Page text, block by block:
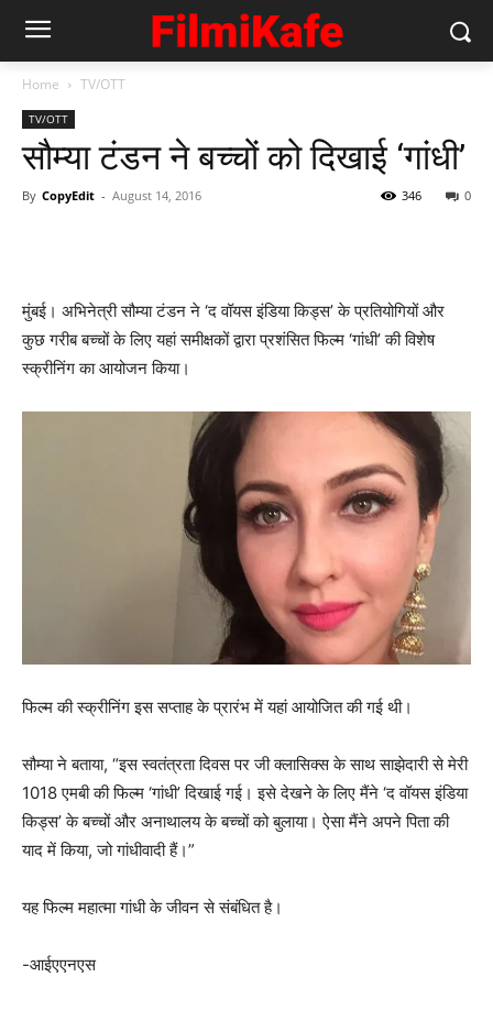
Home TV/OTT
TV/OTT
सौम्या टंडन ने बच्चों को दिखाई ‘गांधी’
By CopyEdit - August 14, 2016 0
346
मुंबई। अभिनेत्री सौम्या टंडन ने ‘द वॉयस इंडिया किड्स’ के प्रतियोगियों और
कुछ गरीब बच्चों के लिए यहां समीक्षकों द्वारा प्रशंसित फिल्म ‘गांधी’ की विशेष
स्क्रीनिंग का आयोजन किया।
फिल्म की स्क्रीनिंग इस सप्ताह के प्रारंभ में यहां आयोजित की गई थी।
सौम्या ने बताया, “इस स्वतंत्रता दिवस पर जी क्लासिक्स के साथ साझेदारी से मेरी
1018 एमबी की फिल्म ‘गांधी’ दिखाई गई। इसे देखने के लिए मैंने ‘द वॉयस इंडिया
किड्स’ के बच्चों और अनाथालय के बच्चों को बुलाया। ऐसा मैंने अपने पिता की
याद में किया, जो गांधीवादी हैं।”
यह फिल्म महात्मा गांधी के जीवन से संबंधित है।
-आईएएनएस